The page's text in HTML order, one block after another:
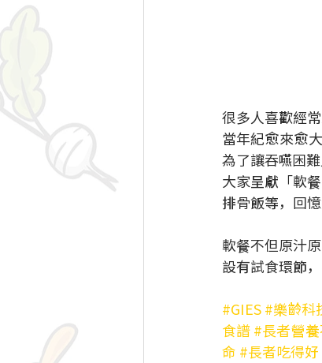
很多人喜歡經
當年紀愈來愈
為了讓吞嚥困
大家呈獻「軟
排骨飯等，回
軟餐不但原汁
設有試食環節
#GIES#樂齡科
食譜#長者營
命 #長者吃得好